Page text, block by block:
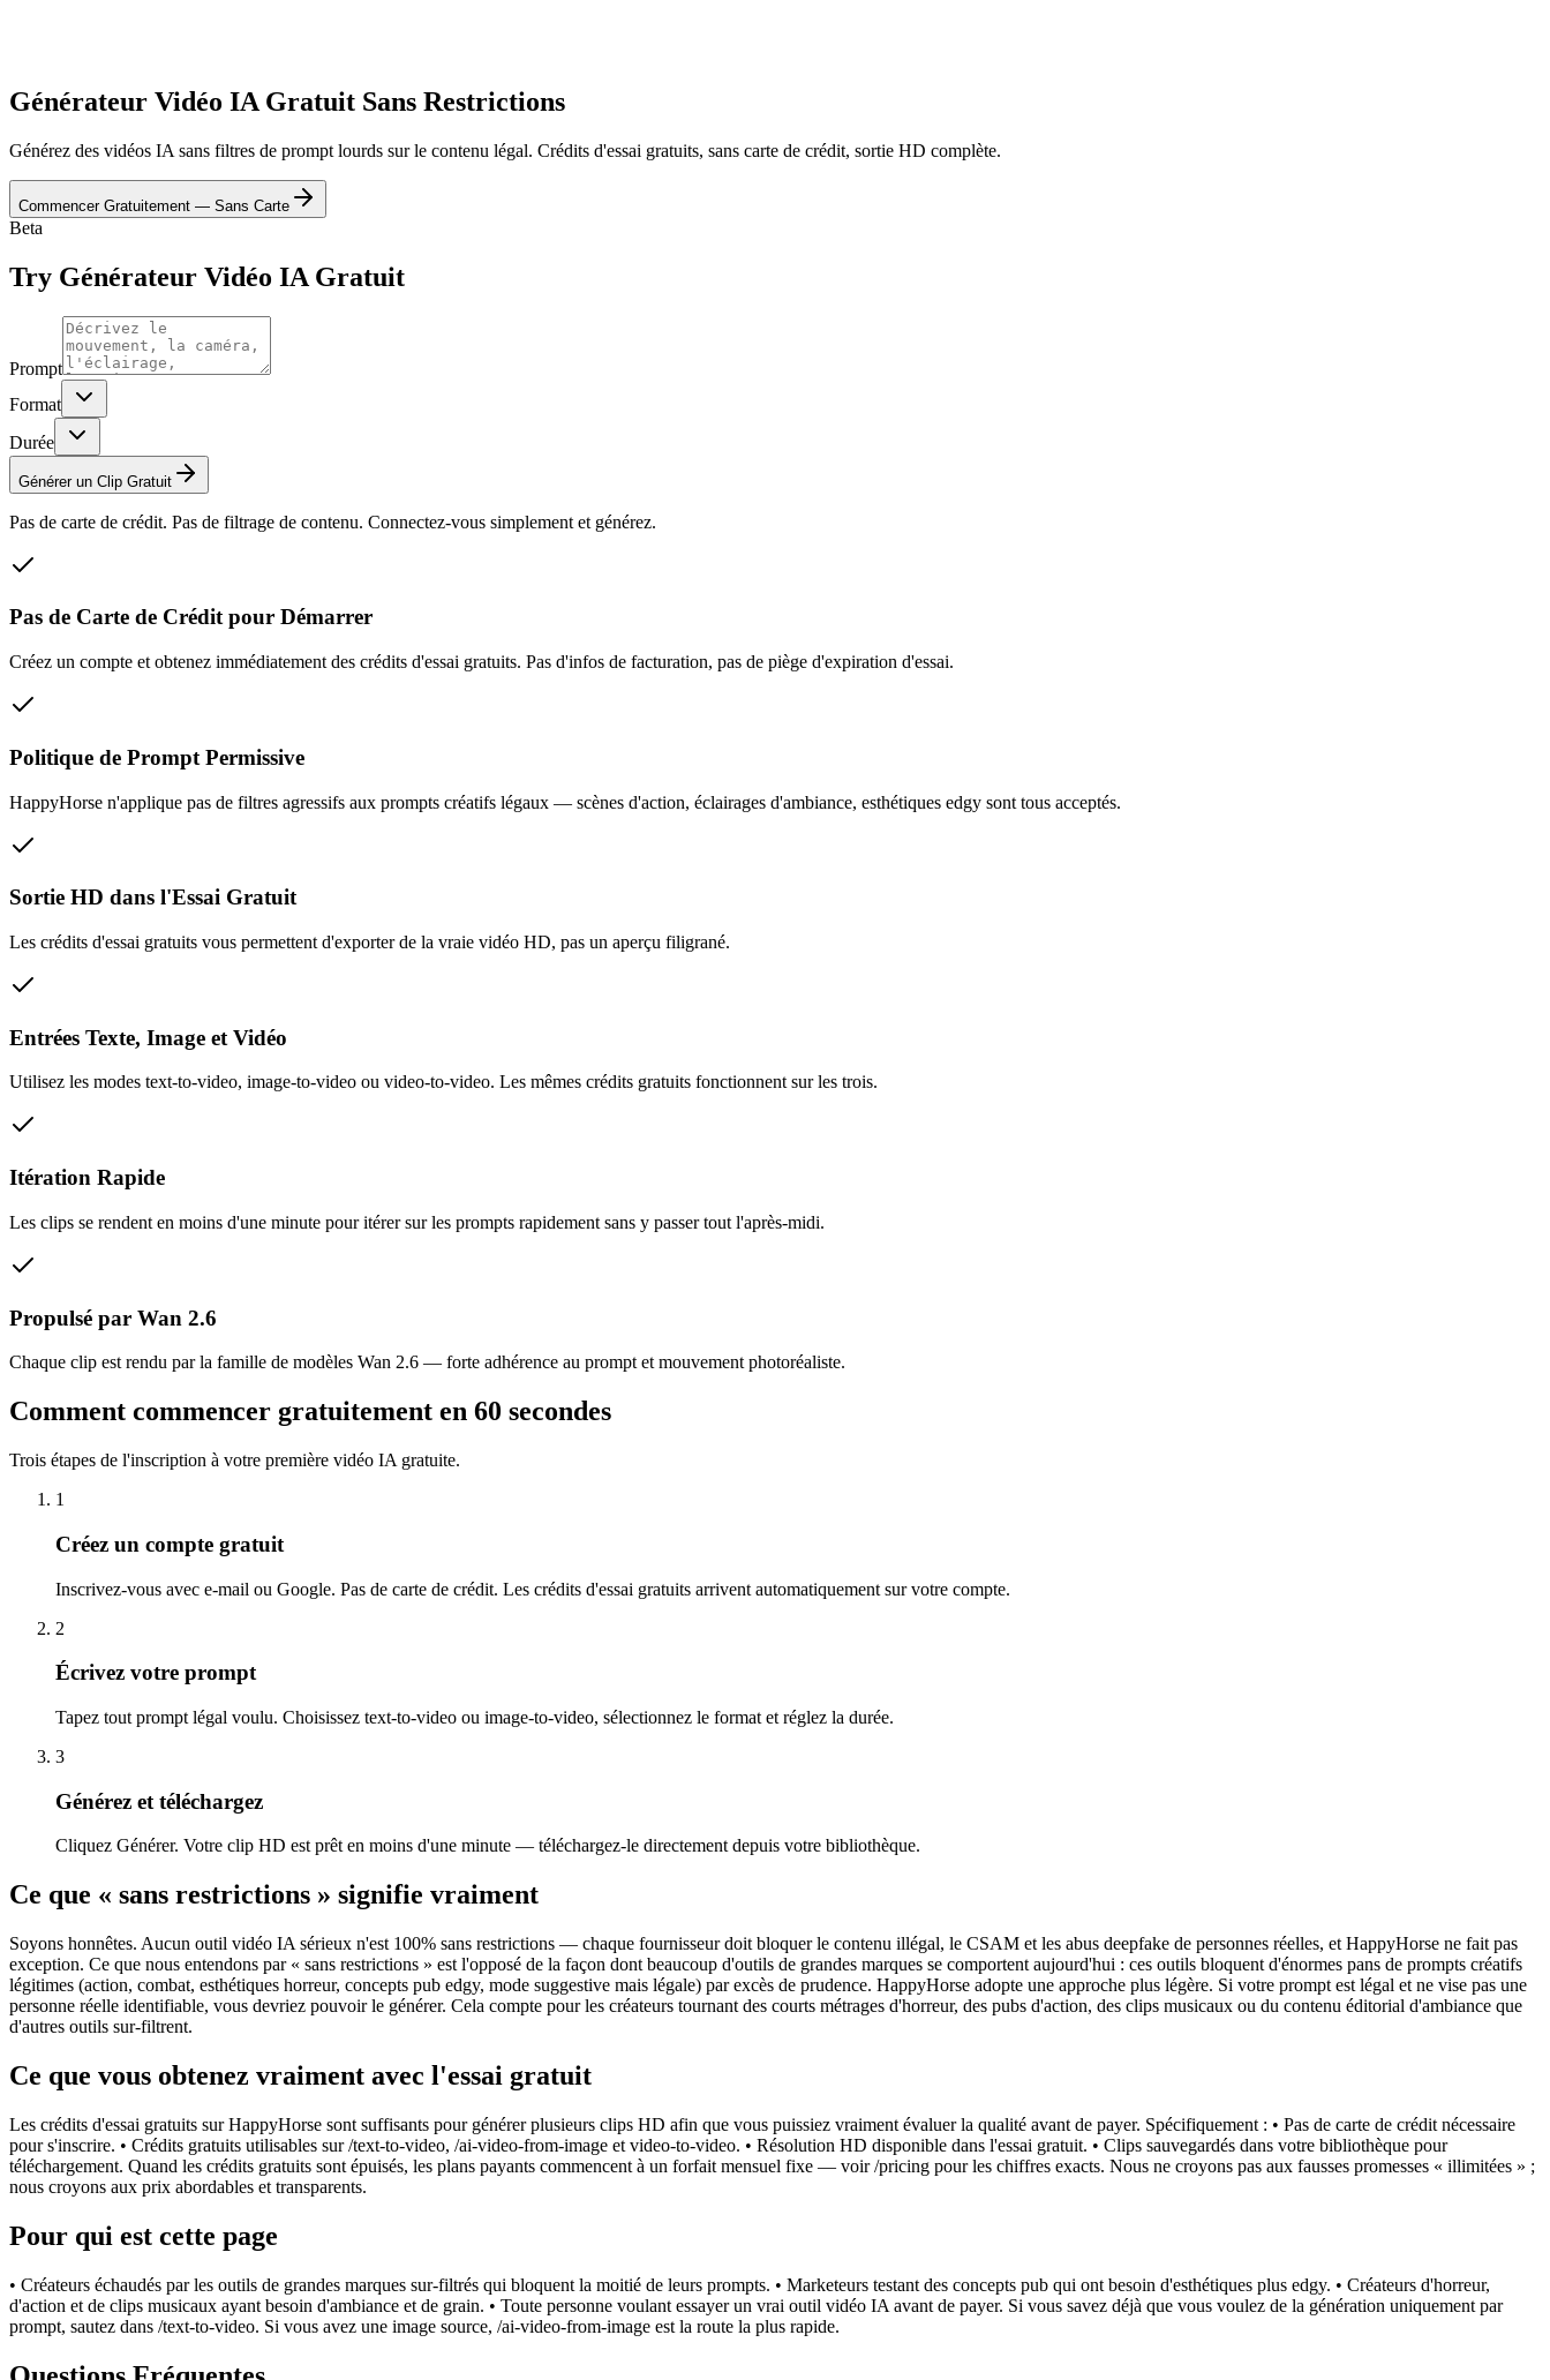
Générateur Vidéo IA Gratuit Sans Restrictions
Générez des vidéos IA sans filtres de prompt lourds sur le contenu légal. Crédits d'essai gratuits, sans carte de crédit, sortie HD complète.
Commencer Gratuitement — Sans Carte
Beta
Try Générateur Vidéo IA Gratuit
Prompt
Format
Durée
Générer un Clip Gratuit
Pas de carte de crédit. Pas de filtrage de contenu. Connectez-vous simplement et générez.
Pas de Carte de Crédit pour Démarrer
Créez un compte et obtenez immédiatement des crédits d'essai gratuits. Pas d'infos de facturation, pas de piège d'expiration d'essai.
Politique de Prompt Permissive
HappyHorse n'applique pas de filtres agressifs aux prompts créatifs légaux — scènes d'action, éclairages d'ambiance, esthétiques edgy sont tous acceptés.
Sortie HD dans l'Essai Gratuit
Les crédits d'essai gratuits vous permettent d'exporter de la vraie vidéo HD, pas un aperçu filigrané.
Entrées Texte, Image et Vidéo
Utilisez les modes text-to-video, image-to-video ou video-to-video. Les mêmes crédits gratuits fonctionnent sur les trois.
Itération Rapide
Les clips se rendent en moins d'une minute pour itérer sur les prompts rapidement sans y passer tout l'après-midi.
Propulsé par Wan 2.6
Chaque clip est rendu par la famille de modèles Wan 2.6 — forte adhérence au prompt et mouvement photoréaliste.
Comment commencer gratuitement en 60 secondes
Trois étapes de l'inscription à votre première vidéo IA gratuite.
1
Créez un compte gratuit
Inscrivez-vous avec e-mail ou Google. Pas de carte de crédit. Les crédits d'essai gratuits arrivent automatiquement sur votre compte.
2
Écrivez votre prompt
Tapez tout prompt légal voulu. Choisissez text-to-video ou image-to-video, sélectionnez le format et réglez la durée.
3
Générez et téléchargez
Cliquez Générer. Votre clip HD est prêt en moins d'une minute — téléchargez-le directement depuis votre bibliothèque.
Ce que « sans restrictions » signifie vraiment
Soyons honnêtes. Aucun outil vidéo IA sérieux n'est 100% sans restrictions — chaque fournisseur doit bloquer le contenu illégal, le CSAM et les abus deepfake de personnes réelles, et HappyHorse ne fait pas
exception. Ce que nous entendons par « sans restrictions » est l'opposé de la façon dont beaucoup d'outils de grandes marques se comportent aujourd'hui : ces outils bloquent d'énormes pans de prompts créatifs
légitimes (action, combat, esthétiques horreur, concepts pub edgy, mode suggestive mais légale) par excès de prudence. HappyHorse adopte une approche plus légère. Si votre prompt est légal et ne vise pas une
personne réelle identifiable, vous devriez pouvoir le générer. Cela compte pour les créateurs tournant des courts métrages d'horreur, des pubs d'action, des clips musicaux ou du contenu éditorial d'ambiance que
d'autres outils sur-filtrent.
Ce que vous obtenez vraiment avec l'essai gratuit
Les crédits d'essai gratuits sur HappyHorse sont suffisants pour générer plusieurs clips HD afin que vous puissiez vraiment évaluer la qualité avant de payer. Spécifiquement : • Pas de carte de crédit nécessaire
pour s'inscrire. • Crédits gratuits utilisables sur /text-to-video, /ai-video-from-image et video-to-video. • Résolution HD disponible dans l'essai gratuit. • Clips sauvegardés dans votre bibliothèque pour
téléchargement. Quand les crédits gratuits sont épuisés, les plans payants commencent à un forfait mensuel fixe — voir /pricing pour les chiffres exacts. Nous ne croyons pas aux fausses promesses « illimitées » ;
nous croyons aux prix abordables et transparents.
Pour qui est cette page
• Créateurs échaudés par les outils de grandes marques sur-filtrés qui bloquent la moitié de leurs prompts. • Marketeurs testant des concepts pub qui ont besoin d'esthétiques plus edgy. • Créateurs d'horreur,
d'action et de clips musicaux ayant besoin d'ambiance et de grain. • Toute personne voulant essayer un vrai outil vidéo IA avant de payer. Si vous savez déjà que vous voulez de la génération uniquement par
prompt, sautez dans /text-to-video. Si vous avez une image source, /ai-video-from-image est la route la plus rapide.